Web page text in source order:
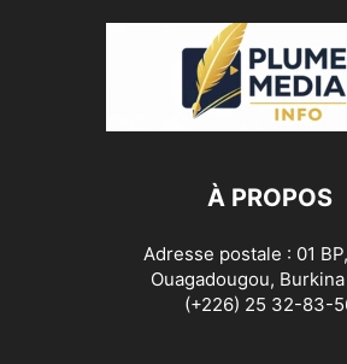
À PROPOS
Adresse postale : 01
Ouagadougou,
(+226) 25 32-83-